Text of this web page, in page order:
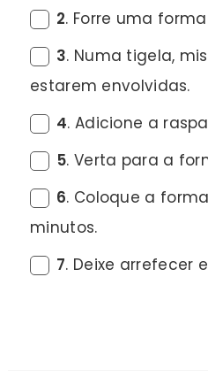
2. Forre uma
3. Numa tigela,
estarem envolvidas.
4. Adicione a
5. Verta para a
6. Coloque a
minutos.
7. Deixe arrefecer